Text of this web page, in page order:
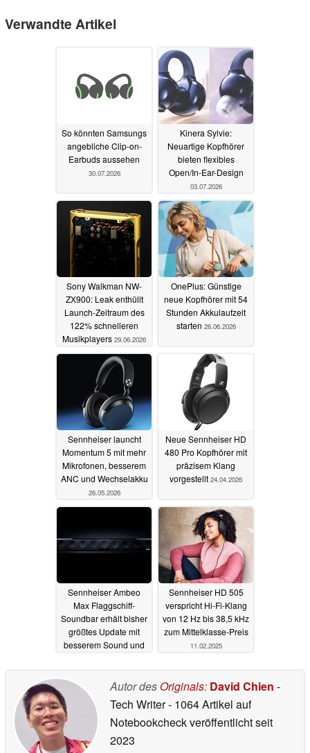
Verwandte Artikel
So könnten Samsungs
angebliche Clip-on-
Earbuds aussehen
30.07.2026
Kinera Sylvie:
Neuartige Kopfhörer
bieten flexibles
Open/In-Ear-Design
03.07.2026
Sony Walkman NW-
ZX900: Leak enthüllt
Launch-Zeitraum des
122% schnelleren
Musikplayers 29.06.2026
OnePlus: Günstige
neue Kopfhörer mit 54
Stunden Akkulaufzeit
starten 26.06.2026
Sennheiser launcht
Momentum 5 mit mehr
Mikrofonen, besserem
ANC und Wechselakku
26.05.2026
Neue Sennheiser HD
480 Pro Kopfhörer mit
präzisem Klang
vorgestellt 24.04.2026
Sennheiser Ambeo
Max Flaggschiff-
Soundbar erhält bisher
größtes Update mit
besserem Sound und
Sennheiser HD 505
verspricht Hi-Fi-Klang
von 12 Hz bis 38,5 kHz
zum Mittelklasse-Preis
11.02.2025
Autor des Originals: David Chien -
Tech Writer- 1064 Artikel auf
Notebookcheck veröffentlichtseit
2023